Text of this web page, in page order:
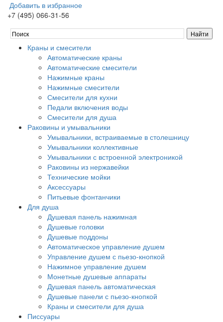
Добавить в избранное
+7 (495) 066-31-56
Краны и смесители
Автоматические краны
Автоматические смесители
Нажимные краны
Нажимные смесители
Смесители для кухни
Педали включения воды
Смесители для душа
Раковины и умывальники
Умывальники, встраиваемые в столешницу
Умывальники коллективные
Умывальники с встроенной электроникой
Раковины из нержавейки
Технические мойки
Аксессуары
Питьевые фонтанчики
Для душа
Душевая панель нажимная
Душевые головки
Душевые поддоны
Автоматическое управление душем
Управление душем с пьезо-кнопкой
Нажимное управление душем
Монетные душевые аппараты
Душевая панель автоматическая
Душевые панели с пьезо-кнопкой
Краны и смесители для душа
Писсуары